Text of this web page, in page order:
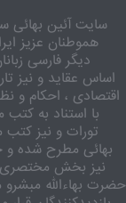
سایت آئین بهائی
هموطنان عزیز
دیگر فارسی
اساس عقاید و نیز
اقتصادی ، احکام و
با استناد به
تورات و نیز
بهائی مطرح شده و
نیز بخش مختصری
حضرت بهاءالله